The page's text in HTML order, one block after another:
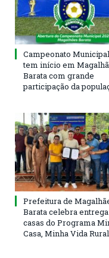
Campeonato
tem início em
Barata com grande
participação da
Prefeitura de
Barata celebra
casas do Programa
Casa, Minha Vida Rural